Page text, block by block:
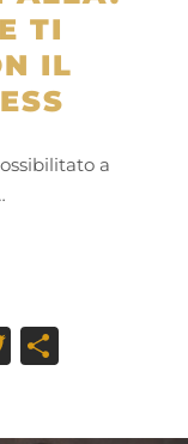
TI
IL
a
Twitter